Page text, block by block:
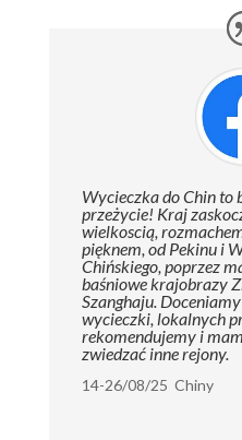
Wycieczka do Chin to
przeżycie! Kraj
wielkoscią,
pięknem, od Pekinu i
Chińskiego, poprzez
baśniowe krajobrazy
Szanghaju.
wycieczki, lokalnych
rekomendujemy i
zwiedzać inne rejony.
14-26/08/25 Chiny